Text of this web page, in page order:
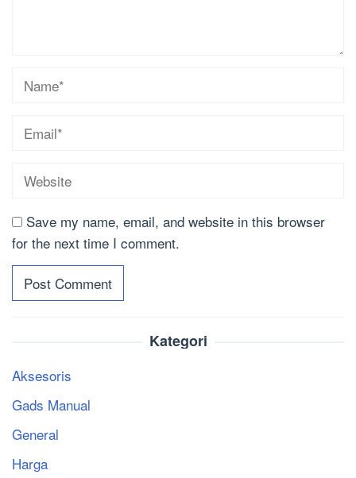
Save my name, email, and website in this browser
for the next time I comment.
Kategori
Aksesoris
Gads Manual
General
Harga